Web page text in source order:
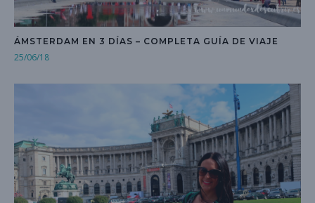
ÁMSTERDAM EN 3 DÍAS – COMPLETA GUÍA DE VIAJE
25/06/18